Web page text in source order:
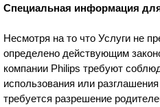
Специальная информация
Несмотря на то что Услуги не
определено действующим
компании Philips требуют
использования или
требуется разрешение